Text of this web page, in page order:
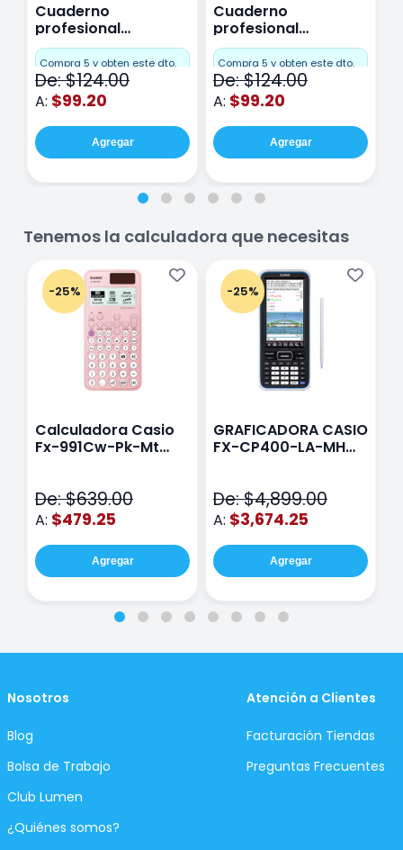
Cuaderno
profesional
Miquelrius Emotions
Cuadro Chico 80
hojas Rosa
Compra 5 y obten este dto.
De: $124.00
A: $99.20
Agregar
Cuaderno
profesional
Miquelrius Emotions
raya 80 hojas
Purpura
Compra 5 y obten este dto.
De: $124.00
A: $99.20
Agregar
Tenemos la calculadora que necesitas
-25%
Calculadora Casio
Fx-991Cw-Pk-Mt
De: $639.00
A: $479.25
Agregar
-25%
GRAFICADORA CASIO
FX-CP400-LA-MH
De: $4,899.00
A: $3,674.25
Agregar
Nosotros
Blog
Bolsa de Trabajo
Club Lumen
¿Quiénes somos?
Atención a Clientes
Facturación Tiendas
Preguntas Frecuentes